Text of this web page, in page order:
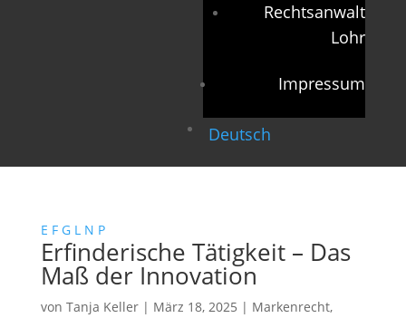
Rechtsanwalt
Lohr
Impressum
Deutsch
E F G L N P
Erfinderische Tätigkeit – Das
Maß der Innovation
von Tanja Keller| März 18, 2025 | Markenrecht,